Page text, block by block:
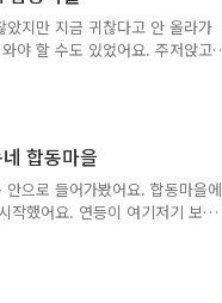
관심이 정말 거의 없었기 때문
싶었어요. 이것은 제 경험으로
지만 지금 귀찮다고 안 올라가
야 할 수도 있었어요. 주저앉고
보기로 했어요. 낡고 가파른
아 만든 단 위에 항아리가 놓여
가보면 흔히 볼 수 있는 풍경이
력이 보였어요. 그리고 조금이라
구요. 달동네를 돌아다닐 때마다
합동마을
으로 들어가봤어요. 합동마을에
작했어요. 연등이 여기저기 보였
요. 당연한 이야기지만 교회도
해서 집을 지었어요. 위로 올라